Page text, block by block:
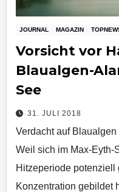
JOURNAL MAGAZIN
Vorsicht vor
Blaualgen-
See
31. JULI 2018
Verdacht auf
Weil sich im Max-Eyth-
Hitzeperiode
Konzentration gebildet